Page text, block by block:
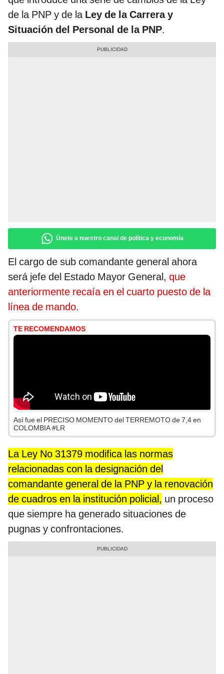
de la PNP y de la Ley de la Carrera y
Situación del Personal de la PNP.
Únete a nuestro canal de política y economía
El cargo de sub comandante general ahora
será jefe del Estado Mayor General, que
anteriormente recaía en el cuarto puesto de la
línea de mando.
TE RECOMENDAMOS
Así fue el PRECISO MOMENTO del TERREMOTO de 7,4 en
COLOMBIA #LR
La Ley No 31379 modifica las normas
relacionadas con la designación del
comandante general de la PNP y la renovación
de cuadros en la institución policial, un proceso
que siempre ha generado situaciones de
pugnas y confrontaciones.